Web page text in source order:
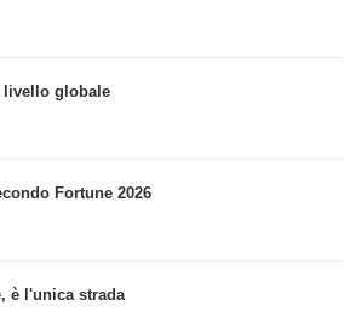
livello globale
Fortune 2026
è l'unica strada